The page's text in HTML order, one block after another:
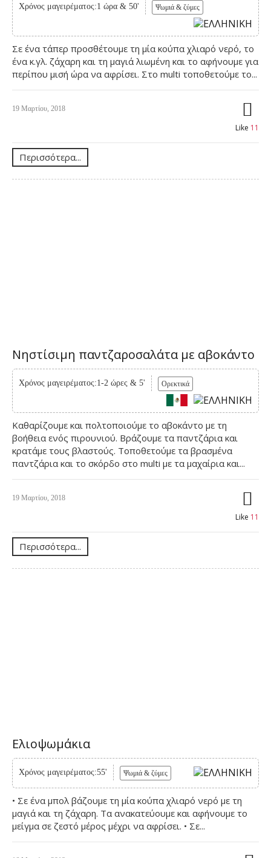
Χρόνος μαγειρέματος:1 ώρα & 50' Ψωμιά & ζύμες
Σε ένα τάπερ προσθέτουμε τη μία κούπα χλιαρό νερό, το
ένα κ.γλ. ζάχαρη και τη μαγιά λιωμένη και το αφήνουμε για
περίπου μισή ώρα να αφρίσει. Στο multi τοποθετούμε το...
19 Μαρτίου, 2018
Like 11
Περισσότερα...
Νηστίσιμη παντζαροσαλάτα με αβοκάντο
Χρόνος μαγειρέματος:1-2 ώρες & 5' Ορεκτικά
Καθαρίζουμε και πολτοποιούμε το αβοκάντο με τη
βοήθεια ενός πιρουνιού. Βράζουμε τα παντζάρια και
κρατάμε τους βλαστούς. Τοποθετούμε τα βρασμένα
παντζάρια και το σκόρδο στο multi με τα μαχαίρια και...
19 Μαρτίου, 2018
Like 11
Περισσότερα...
Ελιοψωμάκια
Χρόνος μαγειρέματος:55' Ψωμιά & ζύμες
• Σε ένα μπολ βάζουμε τη μία κούπα χλιαρό νερό με τη
μαγιά και τη ζάχαρη. Τα ανακατεύουμε και αφήνουμε το
μείγμα σε ζεστό μέρος μέχρι να αφρίσει. • Σε...